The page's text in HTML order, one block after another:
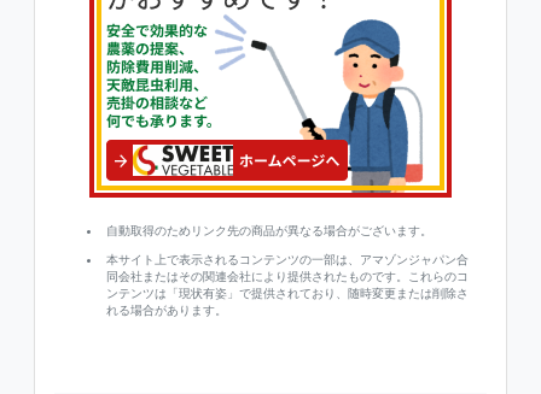
自動取得のためリンク先の商品が異なる場合がございます。
本サイト上で表示されるコンテンツの一部は、アマゾンジャパン合
同会社またはその関連会社により提供されたものです。これらのコ
ンテンツは「現状有姿」で提供されており、随時変更または削除さ
れる場合があります。